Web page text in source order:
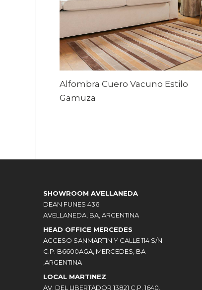
Alfombra Cuero Vacuno Estilo
Gamuza
SHOWROOM AVELLANEDA
DEAN FUNES 436
AVELLANEDA, BA, ARGENTINA
HEAD OFFICE MERCEDES
ACCESO SANMARTIN Y CALLE 114 S/N
C.P. B6600AGA, MERCEDES, BA
,ARGENTINA
LOCAL MARTINEZ
AV. DEL LIBERTADOR 13821 C.P. 1640,